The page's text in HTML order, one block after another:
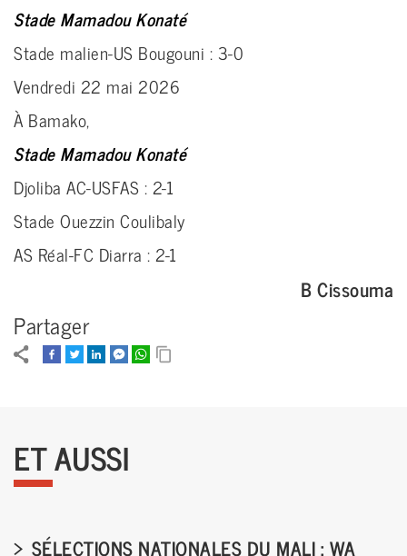
Stade Mamadou Konaté
Stade malien-US Bougouni : 3-0
Vendredi 22 mai 2026
À Bamako,
Stade Mamadou Konaté
Djoliba AC-USFAS : 2-1
Stade Ouezzin Coulibaly
AS Réal-FC Diarra : 2-1
B Cissouma
Partager
ET AUSSI
SÉLECTIONS NATIONALES DU MALI : WA